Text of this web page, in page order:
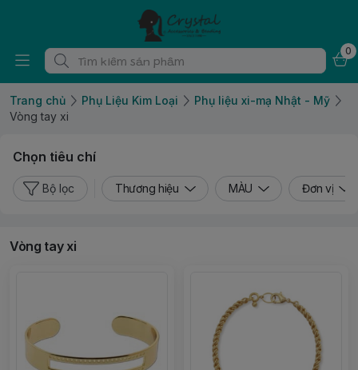
0
Trang chủ Phụ Liệu Kim Loại
Phụ liệu xi-mạ Nhật - Mỹ
Vòng tay xi
Chọn tiêu chí
Bộ lọc Thương hiệu MÀU Đơn vị
Vòng tay xi